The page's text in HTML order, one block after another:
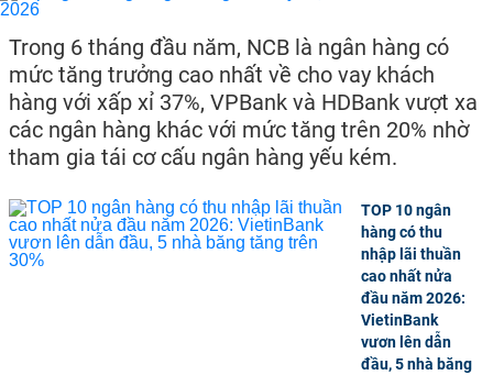
Trong 6 tháng đầu năm, NCB là ngân hàng có
mức tăng trưởng cao nhất về cho vay khách
hàng với xấp xỉ 37%, VPBank và HDBank vượt xa
các ngân hàng khác với mức tăng trên 20% nhờ
tham gia tái cơ cấu ngân hàng yếu kém.
TOP 10 ngân
hàng có thu
nhập lãi thuần
cao nhất nửa
đầu năm 2026:
VietinBank
vươn lên dẫn
đầu, 5 nhà băng